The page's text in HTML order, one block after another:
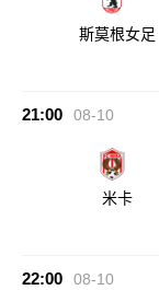
斯莫根女足
21:00 08-10
米卡
22:00 08-10